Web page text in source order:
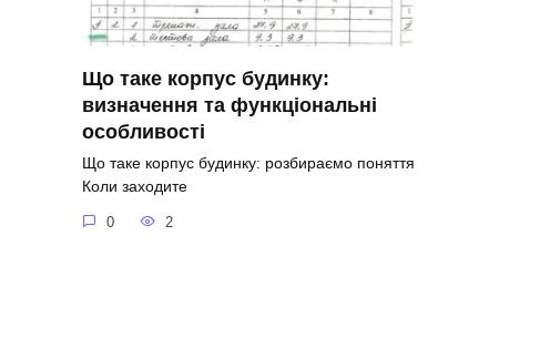
Що таке корпус будинку:
визначення та функціональні
особливості
Що таке корпус будинку: розбираємо поняття
Коли заходите
0 2